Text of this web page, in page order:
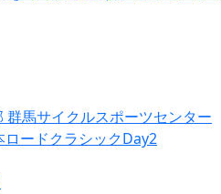
群馬サイクルスポーツセンター
ロードクラシックDay2